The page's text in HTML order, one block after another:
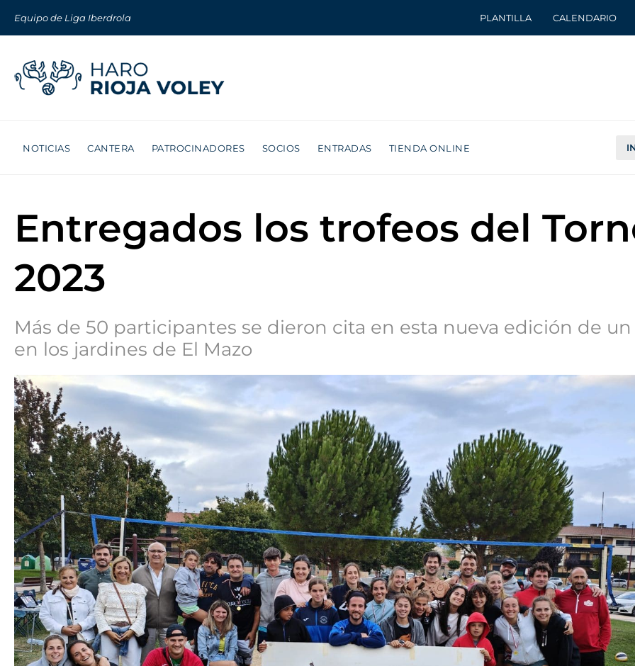
Equipo de Liga Iberdrola PLANTILLA CALENDARIO
NOTICIAS CANTERA PATROCINADORES SOCIOS ENTRADAS TIENDA ONLINE
Entregados los trofeos del
2023
Más de 50 participantes se dieron cita en esta nueva edición de
en los jardines de El Mazo